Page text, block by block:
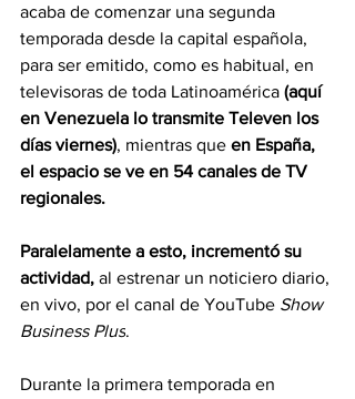
acaba de comenzar una segunda
temporada desde la capital española,
para ser emitido, como es habitual, en
televisoras de toda Latinoamérica (aquí
en Venezuela lo transmite Televen los
días viernes), mientras que en España,
el espacio se ve en 54 canales de TV
regionales.
Paralelamente a esto, incrementó su
actividad, al estrenar un noticiero diario,
en vivo, por el canal de YouTube Show
Business Plus.
Durante la primera temporada en